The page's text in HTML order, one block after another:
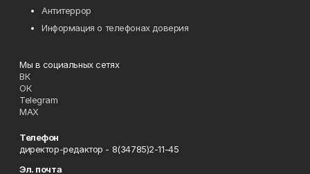
Антитеррор
Информация о телефонах доверия
Мы в социальных сетях
ВК
ОК
Telegram
MAX
Телефон
директор-редактор - 8(34785)2-11-45
Эл. почта